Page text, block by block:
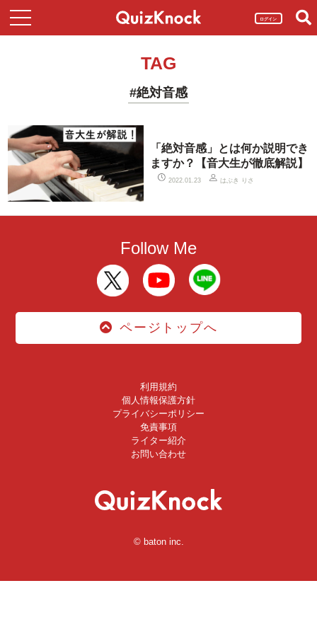
ログイン
TAG
#絶対音感
「絶対音感」とは何か説明でき
ますか？【音大生が徹底解説】
2022.01.23 はぶき りさ
Follow Me
ページトップへ
利用規約
個人情報保護方針
プライバシーポリシー
免責事項
ライター紹介
お問い合わせ
© baton inc.